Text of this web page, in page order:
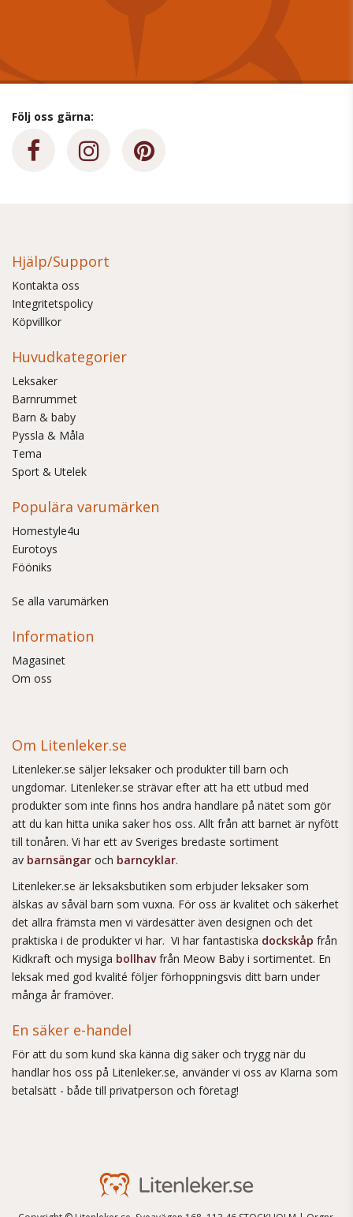
Följ oss gärna:
Hjälp/Support
Kontakta oss
Integritetspolicy
Köpvillkor
Huvudkategorier
Leksaker
Barnrummet
Barn & baby
Pyssla & Måla
Tema
Sport & Utelek
Populära varumärken
Homestyle4u
Eurotoys
Fööniks
Se alla varumärken
Information
Magasinet
Om oss
Om Litenleker.se
Litenleker.se säljer leksaker och produkter till barn och
ungdomar. Litenleker.se strävar efter att ha ett utbud med
produkter som inte finns hos andra handlare på nätet som gör
att du kan hitta unika saker hos oss. Allt från att barnet är nyfött
till tonåren. Vi har ett av Sveriges bredaste sortiment
av barnsängar och barncyklar.
Litenleker.se är leksaksbutiken som erbjuder leksaker som
älskas av såväl barn som vuxna. För oss är kvalitet och säkerhet
det allra främsta men vi värdesätter även designen och det
praktiska i de produkter vi har. Vi har fantastiska dockskåp från
Kidkraft och mysiga bollhavfrån Meow Baby i sortimentet. En
leksak med god kvalité följer förhoppningsvis ditt barn under
många år framöver.
En säker e-handel
För att du som kund ska känna dig säker och trygg när du
handlar hos oss på Litenleker.se, använder vi oss av Klarna som
betalsätt - både till privatperson och företag!